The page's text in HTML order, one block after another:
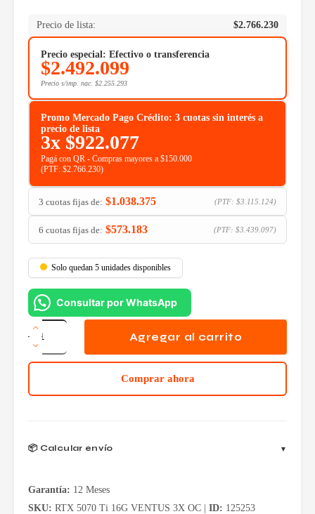
Precio de lista: $2.766.230
Precio especial: Efectivo o transferencia
$2.492.099
Precio s/imp. nac. $2.255.293
Promo Mercado Pago Crédito: 3 cuotas sin interés a
precio de lista
3x $922.077
Pagá con QR - Compras mayores a $150.000
(PTF: $2.766.230)
3 cuotas fijas de: $1.038.375 (PTF: $3.115.124)
6 cuotas fijas de: $573.183 (PTF: $3.439.097)
Solo quedan 5 unidades disponibles
Consultar por WhatsApp
Placa
de
Video
MSI
5070
Ventus
3X
Agregar al carrito
Comprar ahora
📦 Calcular envío
Garantía: 12 Meses
SKU: RTX 5070 Ti 16G VENTUS 3X OC | ID: 125253